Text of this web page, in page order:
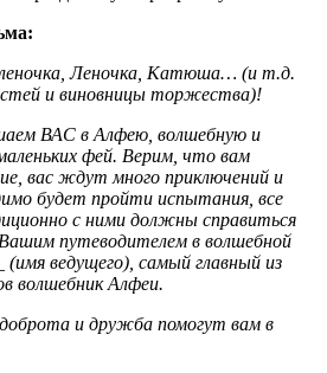
Леночка, Катюша… (и т.д.
и виновницы торжества)!
ВАС в Алфею, волшебную и
фей. Верим, что вам
вас ждут много приключений и
будет пройти испытания, все
с ними должны справиться
путеводителем в волшебной
ведущего), самый главный из
волшебник Алфеи.
и дружба помогут вам в